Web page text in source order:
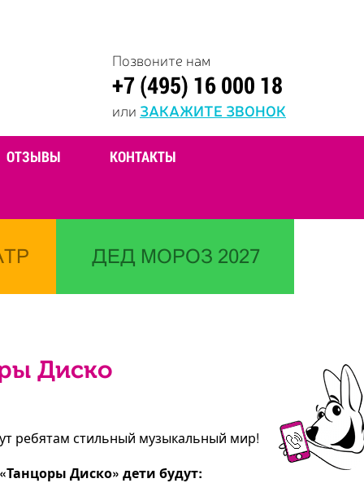
Позвоните нам
+7 (495) 16 000 18
или ЗАКАЖИТЕ ЗВОНОК
ОТЗЫВЫ КОНТАКТЫ
ДЕД МОРОЗ 2027
Диско
ребятам стильный музыкальный мир!
Диско» дети будут: